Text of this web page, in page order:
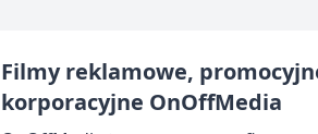
Filmy reklamowe,
korporacyjne OnOffMedia